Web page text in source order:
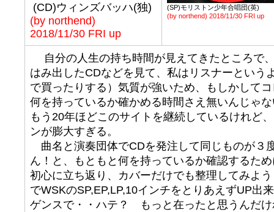
(CD)ウィンズバッハ(独)
(by northend)
2018/11/30 FRI up
(SP)モリストン少年合唱団(英)
(by northend) 2018/11/30 FRI up
自分の人生の持ち時間が見えてきたところで
はみ出したCDなどを見て、私はリスナーという
で買ったりする）気質が強いため、もしかして
何を持っているか確かめる時間さえ無いんじゃ
もう20年ほどこのサイトを継続しているけれど
ンが膨大すぎる。
曲名と演奏団体でCDを発注して同じものが３
ん！と、もともと何を持っているか確認するた
初心に立ち返り、カバーだけでも整理してみよ
でWSKのSP,EP,LP,10インチをとりあえずUP出
ゲンスで・・ハテ？ もっと在ったと思うんだ